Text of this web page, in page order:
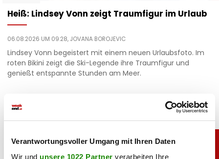
Verantwortungsvoller Umgang mit Ihren Daten
Wir und unsere 1022 Partner verarbeiten Ihre
Heiß: Lindsey Vonn zeigt Traumfigur im Urlaub
06.08.2026 UM 09:28, JOVANA BOROJEVIC
Lindsey Vonn begeistert mit einem neuen Urlaubsfoto. Im
roten Bikini zeigt die Ski-Legende ihre Traumfigur und
genießt entspannte Stunden am Meer.